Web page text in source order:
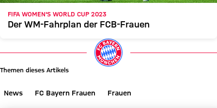
FIFA WOMEN'S WORLD CUP 2023
Der WM-Fahrplan der FCB-Frauen
Themen dieses Artikels
News FC Bayern Frauen Frauen